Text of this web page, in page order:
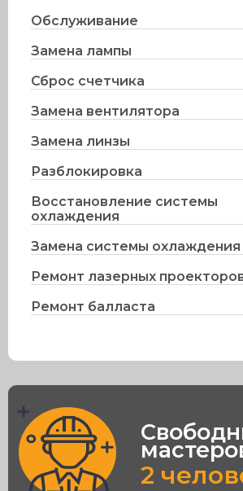
Обслуживание
Замена лампы
Сброс счетчика
Замена вентилятора
Замена линзы
Разблокировка
Восстановление системы
охлаждения
Замена системы охлаждения
Ремонт лазерных
Ремонт балласта
2